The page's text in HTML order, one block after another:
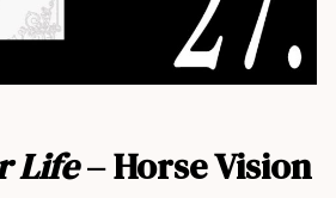
Life– Horse Vision